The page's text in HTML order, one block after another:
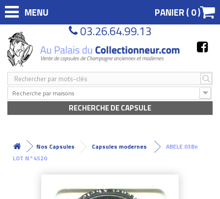
MENU PANIER (0)
03.26.64.99.13
Recherche par maisons
RECHERCHE DE CAPSULE
Nos Capsules Capsules modernes
ABELE 03Bn
LOT N°4520